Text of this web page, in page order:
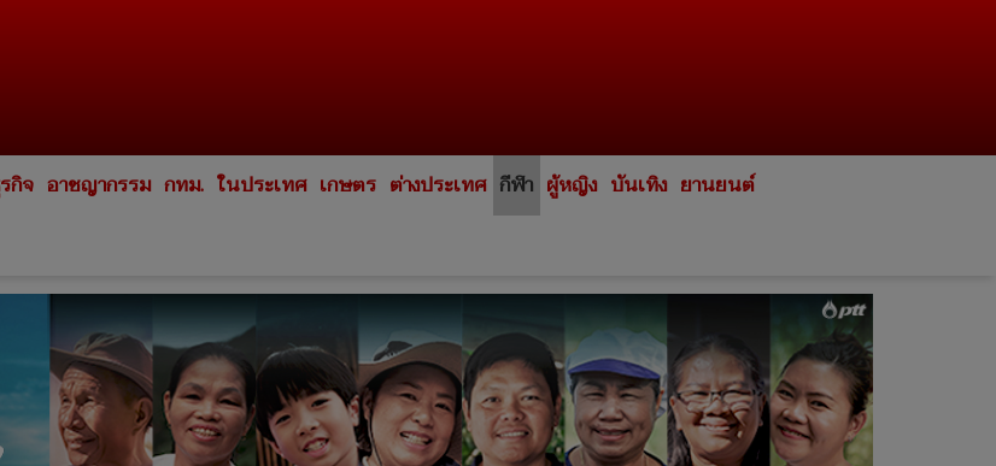
กิจ อาชญากรรม กทม. ในประเทศ เกษตร ต่างประเทศ กีฬา ผู้หญิง บันเทิง ยานยนต์